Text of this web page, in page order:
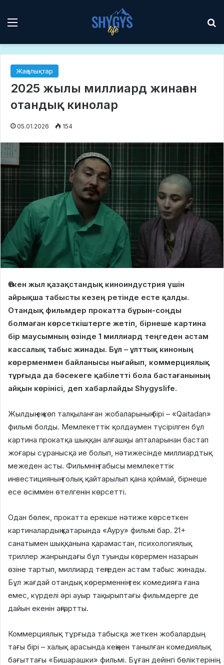
Мәзір
Жаңалықтар
2025 жылы миллиард жинаған
отандық кинолар
05.01.2026 154
Өткен жыл қазақстандық киноиндустрия үшін
айрықша табысты кезең ретінде есте қалды.
Отандық фильмдер прокатта бұрын-соңды
болмаған көрсеткіштерге жетіп, бірнеше картина
бір маусымның өзінде 1 миллиард теңгеден астам
кассалық табыс жинады. Бұл – ұлттық киноның
көрерменмен байланысы нығайып, коммерциялық
тұрғыда да бәсекеге қабілетті бола бастағанының
айқын көрінісі, деп хабарлайды Shygyslife.
Жылдың ең көп талқыланған жобаларының бірі – «Qaitadan»
фильмі болды. Мемлекеттік қолдаумен түсірілген бұл
картина прокатқа шыққан алғашқы апталарынан бастап
жоғары сұранысқа ие болып, нәтижесінде миллиардтық
межеден асты. Фильмнің табысы мемлекеттік
инвестицияның толық қайтарылып қана қоймай, бірнеше
есе өсіммен өтелгенін көрсетті.
Одан бөлек, прокатта ерекше нәтиже көрсеткен
картиналардың қатарында «Ауру» фильмі бар. 21+
санатымен шыққанына қарамастан, психологиялық
триллер жанрындағы бұл туынды көрермен назарын
өзіне тартып, миллиард теңгеден астам табыс жинады.
Бұл жағдай отандық көрерменнің тек комедияға ғана
емес, күрделі әрі ауыр тақырыптағы фильмдерге де
дайын екенін аңғартты.
Коммерциялық тұрғыда табысқа жеткен жобалардың
тағы бірі – халық арасында кеңінен танылған комедиялық
бағыттағы «Бишарашки» фильмі. Бұған дейінгі бөліктерінің